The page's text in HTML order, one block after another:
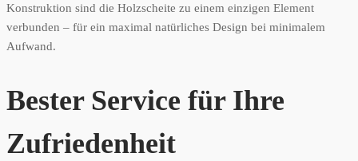
Konstruktion sind die Holzscheite zu einem einzigen Element
verbunden – für ein maximal natürliches Design bei minimalem
Aufwand.
Bester Service für Ihre
Zufriedenheit